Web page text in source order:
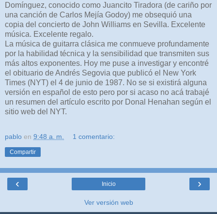
Domínguez, conocido como Juancito Tiradora (de cariño por
una canción de Carlos Mejía Godoy) me obsequió una
copia del concierto de John Williams en Sevilla. Excelente
música. Excelente regalo.
La música de guitarra clásica me conmueve profundamente
por la habilidad técnica y la sensibilidad que transmiten sus
más altos exponentes. Hoy me puse a investigar y encontré
el obituario de Andrés Segovia que publicó el New York
Times (NYT) el 4 de junio de 1987. No se si existirá alguna
versión en español de esto pero por si acaso no acá trabajé
un resumen del artículo escrito por Donal Henahan según el
sitio web del NYT.
pablo en 9:48 a. m. 1 comentario:
Compartir
‹ ›
Inicio
Ver versión web